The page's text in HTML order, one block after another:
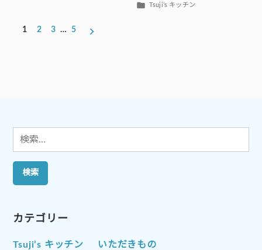
リ
者:
カ
Tsuji’s キッチン
投
り
1 2 3 … 5
検
索:
カテゴリー
Tsuji’s キッチン いただきもの